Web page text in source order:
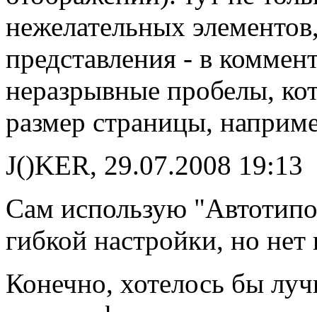
нежелательных
представления - в
неразрывные пробелы,
размер страницы,
J()KER, 29.07.2008 19:13
Сам использую
гибкой настройки, но нет
Конечно, хотелось бы